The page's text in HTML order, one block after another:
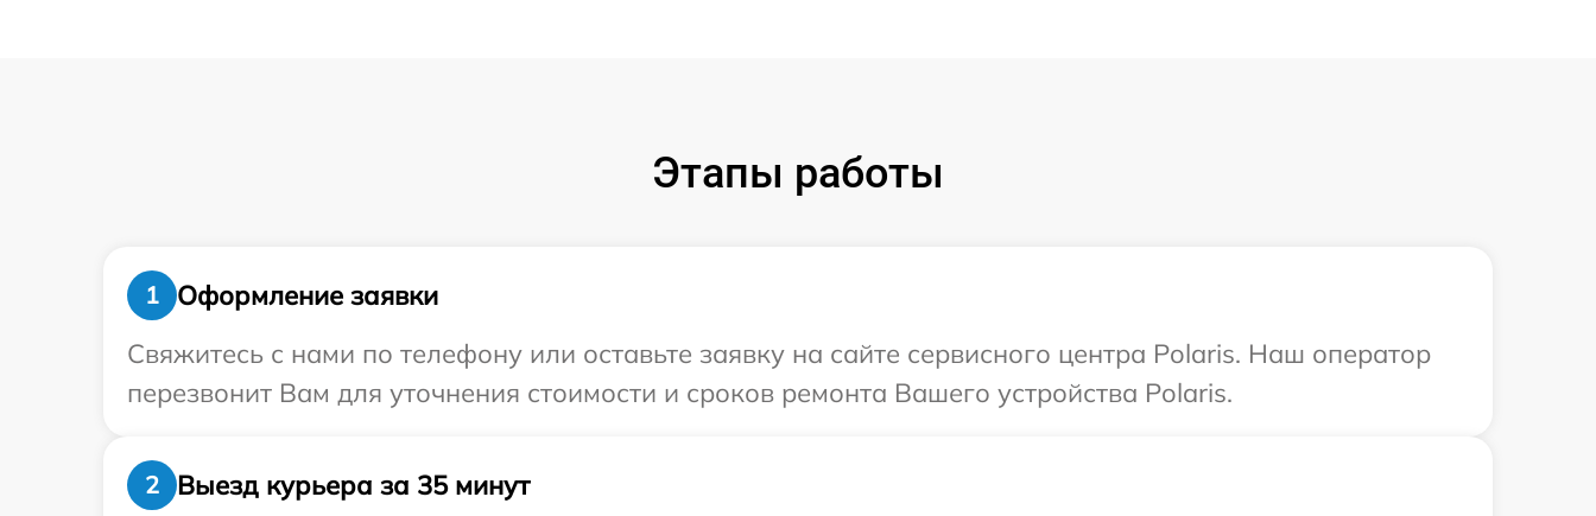
Этапы работы
1
Оформление заявки
Свяжитесь с нами по телефону или оставьте заявку на сайте сервисного центра Polaris. Наш оператор
перезвонит Вам для уточнения стоимости и сроков ремонта Вашего устройства Polaris.
2
Выезд курьера за 35 минут